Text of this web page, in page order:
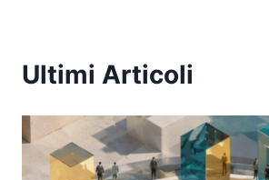
Ultimi Articoli